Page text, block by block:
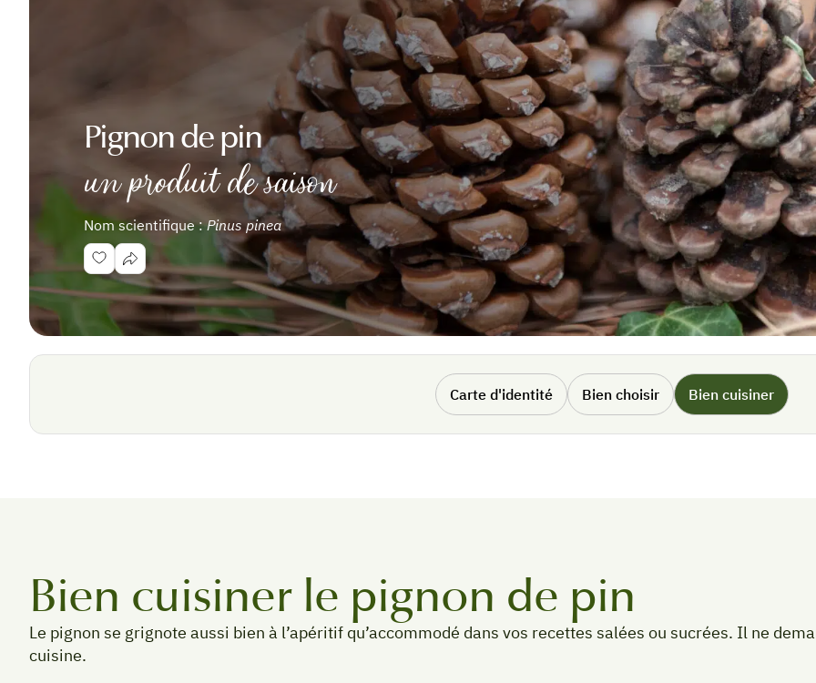
Pignon de pin
un produit de saison
Nom scientifique :Pinus pinea
Carte d'identité Bien choisir Bien cuisiner
Bien cuisiner le pignon de pin
Le pignon se grignote aussi bien à l’apéritif qu’accommodé dans vos recettes salées ou sucrées. Il ne
cuisine.